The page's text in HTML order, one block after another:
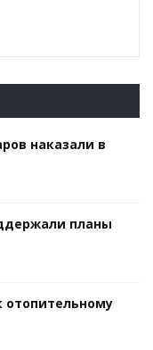
наказали в
планы